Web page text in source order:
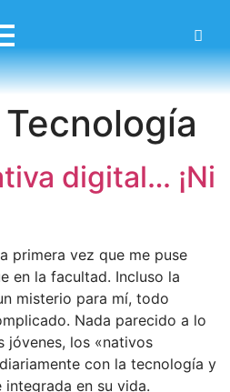
Tecnología
digital… ¡Ni
primera vez que me puse
en la facultad. Incluso la
misterio para mí, todo
Nada parecido a lo
jóvenes, los «nativos
con la tecnología y
en su vida.